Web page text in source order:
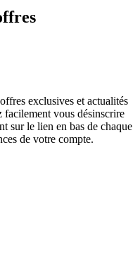
exclusives et actualités
facilement vous désinscrire
sur le lien en bas de chaque
de votre compte.